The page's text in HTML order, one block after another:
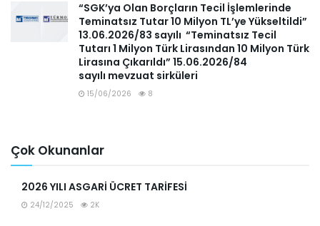
“SGK’ya Olan Borçların Tecil İşlemlerinde
Teminatsız Tutar 10 Milyon TL’ye Yükseltildi”
13.06.2026/83 sayılı “Teminatsız Tecil
Tutarı 1 Milyon Türk Lirasından 10 Milyon Türk
Lirasına Çıkarıldı” 15.06.2026/84
sayılı mevzuat sirküleri
15/06/2026 8
Çok Okunanlar
2026 YILI ASGARİ ÜCRET TARİFESİ
24/12/2025 2K